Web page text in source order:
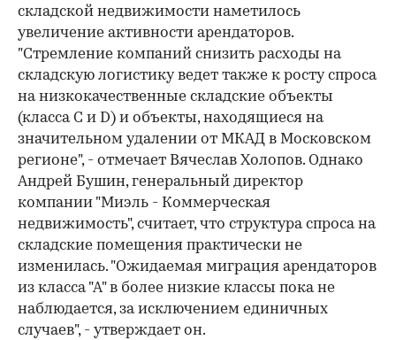
складской недвижимости наметилось
увеличение активности арендаторов.
"Стремление компаний снизить расходы на
складскую логистику ведет также к росту спроса
на низкокачественные складские объекты
(класса С и D) и объекты, находящиеся на
значительном удалении от МКАД в Московском
регионе", - отмечает Вячеслав Холопов. Однако
Андрей Бушин, генеральный директор
компании "Миэль - Коммерческая
недвижимость", считает, что структура спроса на
складские помещения практически не
изменилась. "Ожидаемая миграция арендаторов
из класса "А" в более низкие классы пока не
наблюдается, за исключением единичных
случаев", - утверждает он.